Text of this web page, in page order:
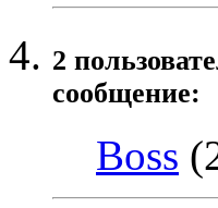
2
сообщение:
Boss